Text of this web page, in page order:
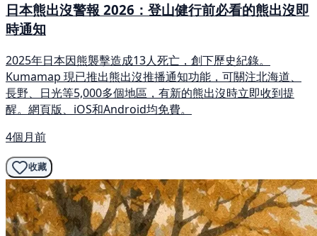
日本熊出沒警報 2026：登山健行前必看的熊出沒即
時通知
2025年日本因熊襲擊造成13人死亡，創下歷史紀錄。
Kumamap 現已推出熊出沒推播通知功能，可關注北海道、
長野、日光等5,000多個地區，有新的熊出沒時立即收到提
醒。網頁版、iOS和Android均免費。
4個月前
收藏